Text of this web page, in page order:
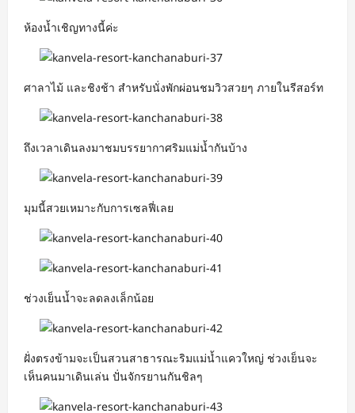
ห้องน้ำเชิญทางนี้ค่ะ
ศาลาไม้ และชิงช้า สำหรับนั่งพักผ่อนชมวิวสวยๆ ภายในรีสอร์ท
ถึงเวลาเดินลงมาชมบรรยากาศริมแม่น้ำกันบ้าง
มุมนี้สวยเหมาะกับการเซลฟี่เลย
ช่วงเย็นน้ำจะลดลงเล็กน้อย
ฝั่งตรงข้ามจะเป็นสวนสาธารณะริมแม่น้ำแควใหญ่ ช่วงเย็นจะ
เห็นคนมาเดินเล่น ปั่นจักรยานกันชิลๆ